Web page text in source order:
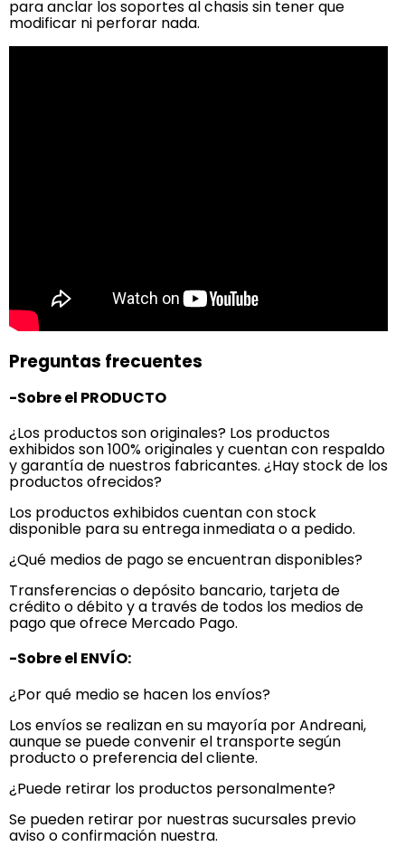
para anclar los soportes al chasis sin tener que
modificar ni perforar nada.
Preguntas frecuentes
-Sobre el PRODUCTO
¿Los productos son originales? Los productos
exhibidos son 100% originales y cuentan con respaldo
y garantía de nuestros fabricantes. ¿Hay stock de los
productos ofrecidos?
Los productos exhibidos cuentan con stock
disponible para su entrega inmediata o a pedido.
¿Qué medios de pago se encuentran disponibles?
Transferencias o depósito bancario, tarjeta de
crédito o débito y a través de todos los medios de
pago que ofrece Mercado Pago.
-Sobre el ENVÍO:
¿Por qué medio se hacen los envíos?
Los envíos se realizan en su mayoría por Andreani,
aunque se puede convenir el transporte según
producto o preferencia del cliente.
¿Puede retirar los productos personalmente?
Se pueden retirar por nuestras sucursales previo
aviso o confirmación nuestra.